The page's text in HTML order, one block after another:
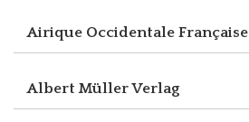
Airique Occidentale Française
Albert Müller Verlag